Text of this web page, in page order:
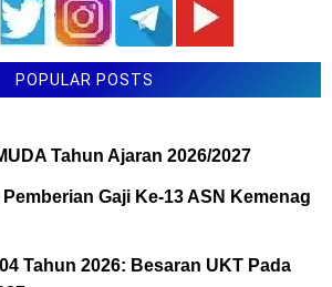
POPULAR POSTS
Tahun Ajaran 2026/2027
Gaji Ke-13 ASN Kemenag
Tahun 2026: Besaran UKT Pada